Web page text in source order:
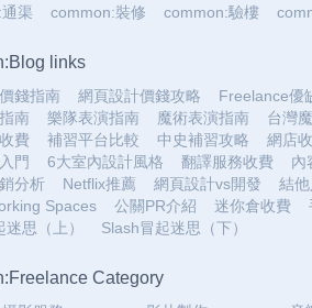
渠
common:裝修 common:驗樓
links
錢指南 網頁設計價錢攻略
Freelance優
南
樂隊表演指南 魔術表演指南
台灣
費
補習平台比較 中史補習攻略
網店
門
6大室內設計風格 翻譯服務收費
內
分析
Netflix推薦 網頁設計vs開發
結
Spaces
公關PR介紹 迷你倉收費
思（上）
Slash冒起迷思（下）
Category